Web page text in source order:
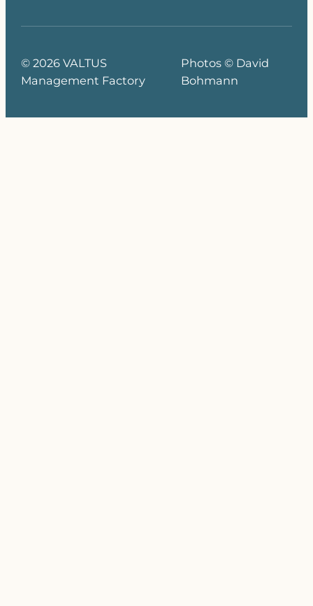
© 2026 VALTUS
Management Factory
Photos © David
Bohmann